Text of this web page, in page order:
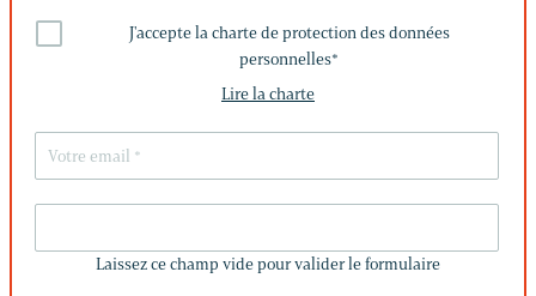
J'accepte la charte de protection des données
personnelles*
Lire la charte
CHAMP
Laissez ce champ vide pour valider le formulaire